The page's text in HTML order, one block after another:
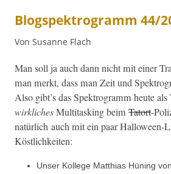
Blogspektrogramm 44/
Von Susanne Flach
Man soll ja auch dann nicht mit ein­er
man merkt, dass man Zeit und
Also gibt’s das Spek­tro­gramm heute
wirk­lich­esMul­ti­task­ing beim Tatort-
natür­lich auch mit ein paar Hal­loween-
Köstlichkeiten:
Unser Kol­lege Matthias Hün­ing